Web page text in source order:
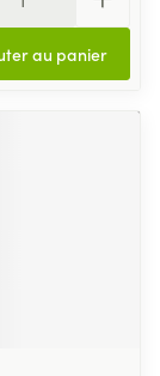
au panier